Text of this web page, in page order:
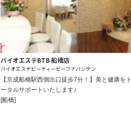
バイオエステBTB 船橋店
バイオエステビーティービーフナバシテン
【京成船橋駅西側出口徒歩7分！】美と健康をト
ータルサポートいたします♪
[船橋]